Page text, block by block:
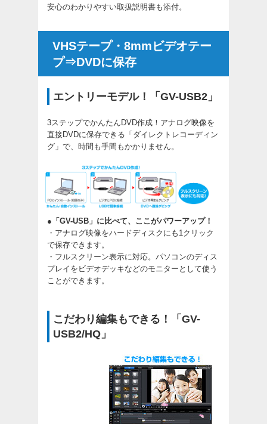
安心のわかりやすい取扱説明書も添付。
VHSテープ・8mmビデオテー
プ⇒DVDに保存
エントリーモデル！「GV-USB2」
3ステップでかんたんDVD作成！アナログ映像を
直接DVDに保存できる「ダイレクトレコーディン
グ」で、時間も手間もかかりません。
●「GV-USB」に比べて、ここがパワーアップ！
・アナログ映像をハードディスクにも1クリック
で保存できます。
・フルスクリーン表示に対応。パソコンのディス
プレイをビデオデッキなどのモニターとして使う
ことができます。
こだわり編集もできる！「GV-
USB2/HQ」